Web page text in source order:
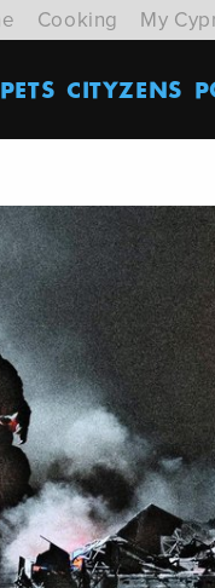
Cooking My
CITYZENS